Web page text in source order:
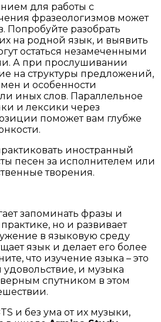
для работы с
фразеологизмов может
Попробуйте разобрать
на родной язык, и выявить
остаться незамеченными
А при прослушивании
на структуры предложений,
и особенности
иных слов. Параллельное
и лексики через
поможет вам глубже
иностранный
песен за исполнителем или
творения.
запоминать фразы и
но и развивает
в языковую среду
язык и делает его более
что изучение языка – это
удовольствие, и музыка
спутником в этом
и без ума от их музыки,